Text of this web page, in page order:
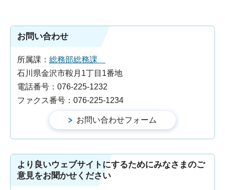
お問い合わせ
所属課： 総務部総務課
石川県金沢市鞍月1丁目1番地
電話番号：076-225-1232
ファクス番号：076-225-1234
より良いウェブサイトにするためにみなさまのご
意見をお聞かせください